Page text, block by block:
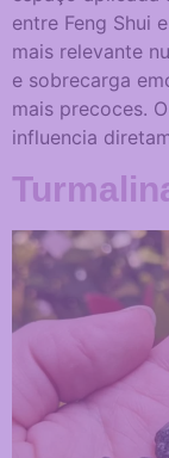
entre Feng Shui
mais relevante
e sobrecarga
mais precoces.
influencia